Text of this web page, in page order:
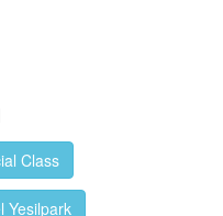
Class
Yesilpark